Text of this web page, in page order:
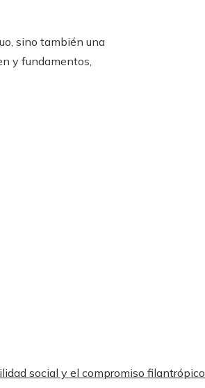
sino también una
y fundamentos,
social y el compromiso filantrópico